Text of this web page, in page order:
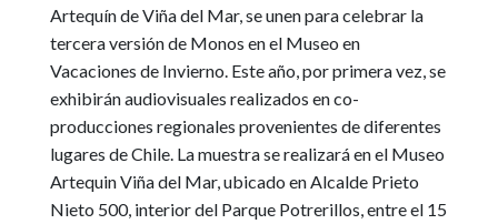
Artequín de Viña del Mar, se unen para celebrar la
tercera versión de Monos en el Museo en
Vacaciones de Invierno.Este año, por primera vez, se
exhibirán audiovisuales realizados en co-
producciones regionales provenientes de diferentes
lugares de Chile. La muestra se realizará en el Museo
Artequin Viña del Mar, ubicado en Alcalde Prieto
Nieto 500, interior del Parque Potrerillos, entre el 15